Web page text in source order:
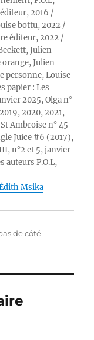
2016 /
bottu, 2022 /
éditeur, 2022 /
Julien
orange, Julien
personne, Louise
papier : Les
2025, Olga n°
2020, 2021,
Ambroise n° 45
Juice #6 (2017),
n°2 et 5, janvier
auteurs P.O.L,
Msika
de côté